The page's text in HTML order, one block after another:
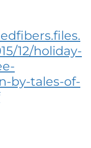
12/holiday-
by-tales-of-